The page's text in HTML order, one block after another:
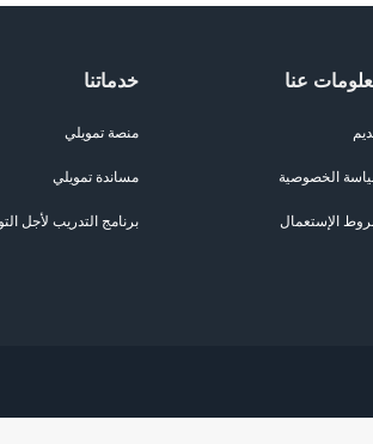
عنا
الخصوصية
الإستعمال
خدماتنا
منصة تمويلي
مساندة تمويلي
برنامج التدريب لأجل